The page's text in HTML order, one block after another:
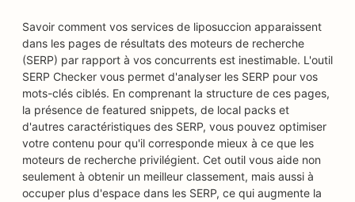
Savoir comment vos services de liposuccion apparaissent
dans les pages de résultats des moteurs de recherche
(SERP) par rapport à vos concurrents est inestimable. L'outil
SERP Checker vous permet d'analyser les SERP pour vos
mots-clés ciblés. En comprenant la structure de ces pages,
la présence de featured snippets, de local packs et
d'autres caractéristiques des SERP, vous pouvez optimiser
votre contenu pour qu'il corresponde mieux à ce que les
moteurs de recherche privilégient. Cet outil vous aide non
seulement à obtenir un meilleur classement, mais aussi à
occuper plus d'espace dans les SERP, ce qui augmente la